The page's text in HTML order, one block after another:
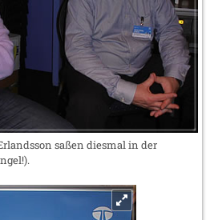
saßen diesmal in der